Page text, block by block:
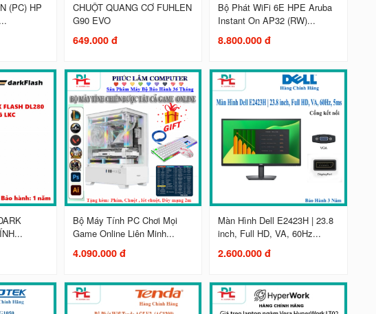
(PC) HP
CHUỘT QUANG CƠ FUHLEN
G90 EVO
649.000 đ
Bộ Phát WiFi 6E HPE Aruba
Instant On AP32 (RW)...
8.800.000 đ
Bộ Máy Tính PC Chơi Mọi
Game Online Liên Minh...
4.090.000 đ
Màn Hình Dell E2423H | 23.8
inch, Full HD, VA, 60Hz...
2.600.000 đ